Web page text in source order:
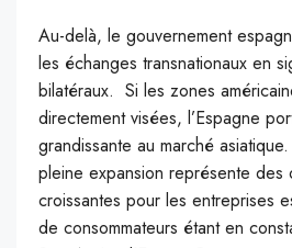
Au-delà, le gouvernement
les échanges transnationaux en
bilatéraux. Si les zones
directement visées, l’Espagne
grandissante au marché
pleine expansion représente des
croissantes pour les entreprises
de consommateurs étant en